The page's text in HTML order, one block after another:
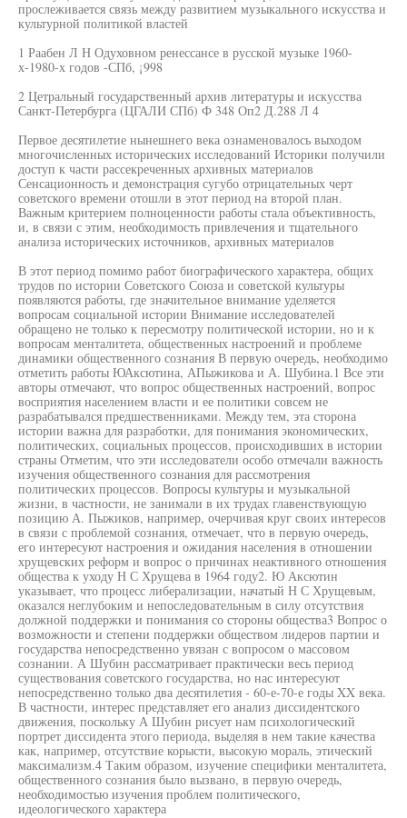
прослеживается связь между развитием музыкального искусства и
культурной политикой властей
1 Раабен Л Н Одуховном ренессансе в русской музыке 1960-
х-1980-х годов -СПб, ¡998
2 Цетральный государственный архив литературы и искусства
Санкт-Петербурга (ЦГАЛИ СПб) Ф 348 Оп2 Д.288 Л 4
Первое десятилетие нынешнего века ознаменовалось выходом
многочисленных исторических исследований Историки получили
доступ к части рассекреченных архивных материалов
Сенсационность и демонстрация сугубо отрицательных черт
советского времени отошли в этот период на второй план.
Важным критерием полноценности работы стала объективность,
и, в связи с этим, необходимость привлечения и тщательного
анализа исторических источников, архивных материалов
В этот период помимо работ биографического характера, общих
трудов по истории Советского Союза и советской культуры
появляются работы, где значительное внимание уделяется
вопросам социальной истории Внимание исследователей
обращено не только к пересмотру политической истории, но и к
вопросам менталитета, общественных настроений и проблеме
динамики общественного сознания В первую очередь, необходимо
отметить работы ЮАксютина, АПыжикова и А. Шубина.1 Все эти
авторы отмечают, что вопрос общественных настроений, вопрос
восприятия населением власти и ее политики совсем не
разрабатывался предшественниками. Между тем, эта сторона
истории важна для разработки, для понимания экономических,
политических, социальных процессов, происходивших в истории
страны Отметим, что эти исследователи особо отмечали важность
изучения общественного сознания для рассмотрения
политических процессов. Вопросы культуры и музыкальной
жизни, в частности, не занимали в их трудах главенствующую
позицию А. Пыжиков, например, очерчивая круг своих интересов
в связи с проблемой сознания, отмечает, что в первую очередь,
его интересуют настроения и ожидания населения в отношении
хрущевских реформ и вопрос о причинах неактивного отношения
общества к уходу Н С Хрущева в 1964 году2. Ю Аксютин
указывает, что процесс либерализации, начатый Н С Хрущевым,
оказался неглубоким и непоследовательным в силу отсутствия
должной поддержки и понимания со стороны общества3 Вопрос о
возможности и степени поддержки обществом лидеров партии и
государства непосредственно увязан с вопросом о массовом
сознании. А Шубин рассматривает практически весь период
существования советского государства, но нас интересуют
непосредственно только два десятилетия - 60-е-70-е годы XX века.
В частности, интерес представляет его анализ диссидентского
движения, поскольку А Шубин рисует нам психологический
портрет диссидента этого периода, выделяя в нем такие качества
как, например, отсутствие корысти, высокую мораль, этический
максимализм.4 Таким образом, изучение специфики менталитета,
общественного сознания было вызвано, в первую очередь,
необходимостью изучения проблем политического,
идеологического характера